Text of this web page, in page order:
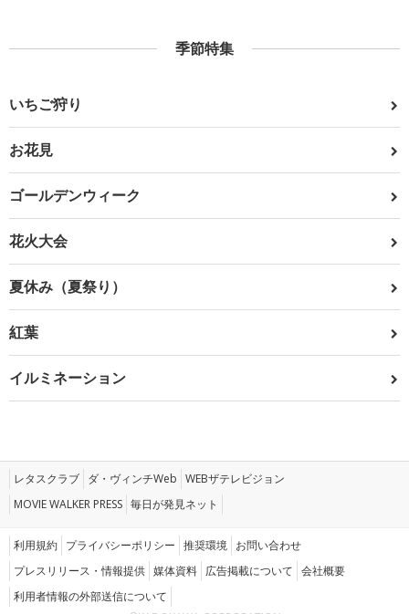
季節特集
いちご狩り
お花見
ゴールデンウィーク
花火大会
夏休み（夏祭り）
紅葉
イルミネーション
レタスクラブ ダ・ヴィンチWeb WEBザテレビジョン
MOVIE WALKER PRESS 毎日が発見ネット
利用規約 プライバシーポリシー 推奨環境 お問い合わせ
プレスリリース・情報提供 媒体資料 広告掲載について 会社概要
利用者情報の外部送信について